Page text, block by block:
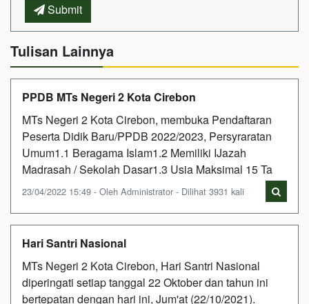
Submit
Tulisan Lainnya
PPDB MTs Negeri 2 Kota Cirebon
MTs Negeri 2 Kota Cirebon, membuka Pendaftaran
Peserta Didik Baru/PPDB 2022/2023, Persyraratan
Umum1.1 Beragama Islam1.2 Memiliki IJazah
Madrasah / Sekolah Dasar1.3 Usia Maksimal 15 Ta
23/04/2022 15:49 - Oleh Administrator - Dilihat 3931 kali
Hari Santri Nasional
MTs Negeri 2 Kota Cirebon, Hari Santri Nasional
diperingati setiap tanggal 22 Oktober dan tahun ini
bertepatan dengan hari ini, Jum'at (22/10/2021).